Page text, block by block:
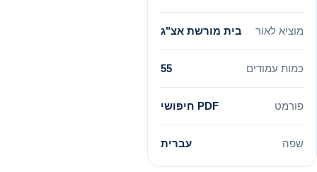
מוציא לאור בית מורשת אצ"ג
כמות עמודים 55
פורמט PDF חיפושי
שפה עברית